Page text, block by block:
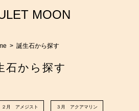
MOON
誕生石から探す
石から探す
２月 アメジスト ３月 アクアマリン